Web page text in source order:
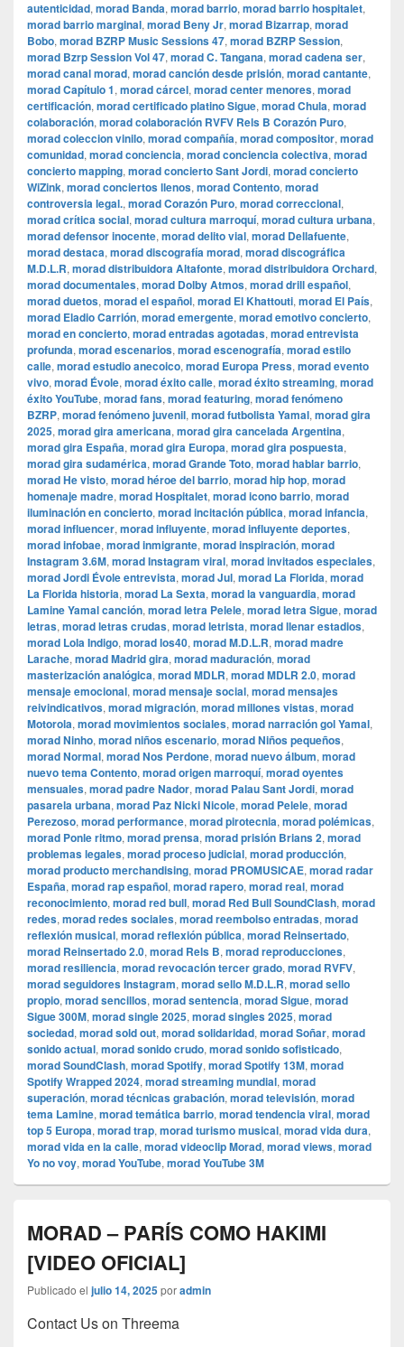
autenticidad, morad Banda, morad barrio, morad barrio hospitalet,
morad barrio marginal, morad Beny Jr, morad Bizarrap, morad
Bobo, morad BZRP Music Sessions 47, morad BZRP Session,
morad Bzrp Session Vol 47, morad C. Tangana, morad cadena ser,
morad canal morad, morad canción desde prisión, morad cantante,
morad Capítulo 1, morad cárcel, morad center menores, morad
certificación, morad certificado platino Sigue, morad Chula, morad
colaboración, morad colaboración RVFV Rels B Corazón Puro,
morad coleccion vinilo, morad compañía, morad compositor, morad
comunidad, morad conciencia, morad conciencia colectiva, morad
concierto mapping, morad concierto Sant Jordi, morad concierto
WiZink, morad conciertos llenos, morad Contento, morad
controversia legal., morad Corazón Puro, morad correccional,
morad crítica social, morad cultura marroquí, morad cultura urbana,
morad defensor inocente, morad delito vial, morad Dellafuente,
morad destaca, morad discografía morad, morad discográfica
M.D.L.R, morad distribuidora Altafonte, morad distribuidora Orchard,
morad documentales, morad Dolby Atmos, morad drill español,
morad duetos, morad el español, morad El Khattouti, morad El País,
morad Eladio Carrión, morad emergente, morad emotivo concierto,
morad en concierto, morad entradas agotadas, morad entrevista
profunda, morad escenarios, morad escenografía, morad estilo
calle, morad estudio anecoico, morad Europa Press, morad evento
vivo, morad Évole, morad éxito calle, morad éxito streaming, morad
éxito YouTube, morad fans, morad featuring, morad fenómeno
BZRP, morad fenómeno juvenil, morad futbolista Yamal, morad gira
2025, morad gira americana, morad gira cancelada Argentina,
morad gira España, morad gira Europa, morad gira pospuesta,
morad gira sudamérica, morad Grande Toto, morad hablar barrio,
morad He visto, morad héroe del barrio, morad hip hop, morad
homenaje madre, morad Hospitalet, morad icono barrio, morad
iluminación en concierto, morad incitación pública, morad infancia,
morad influencer, morad influyente, morad influyente deportes,
morad infobae, morad inmigrante, morad inspiración, morad
Instagram 3.6M, morad Instagram viral, morad invitados especiales,
morad Jordi Évole entrevista, morad Jul, morad La Florida, morad
La Florida historia, morad La Sexta, morad la vanguardia, morad
Lamine Yamal canción, morad letra Pelele, morad letra Sigue, morad
letras, morad letras crudas, morad letrista, morad llenar estadios,
morad Lola Indigo, morad los40, morad M.D.L.R, morad madre
Larache, morad Madrid gira, morad maduración, morad
masterización analógica, morad MDLR, morad MDLR 2.0, morad
mensaje emocional, morad mensaje social, morad mensajes
reivindicativos, morad migración, morad millones vistas, morad
Motorola, morad movimientos sociales, morad narración gol Yamal,
morad Ninho, morad niños escenario, morad Niños pequeños,
morad Normal, morad Nos Perdone, morad nuevo álbum, morad
nuevo tema Contento, morad origen marroquí, morad oyentes
mensuales, morad padre Nador, morad Palau Sant Jordi, morad
pasarela urbana, morad Paz Nicki Nicole, morad Pelele, morad
Perezoso, morad performance, morad pirotecnia, morad polémicas,
morad Ponle ritmo, morad prensa, morad prisión Brians 2, morad
problemas legales, morad proceso judicial, morad producción,
morad producto merchandising, morad PROMUSICAE, morad radar
España, morad rap español, morad rapero, morad real, morad
reconocimiento, morad red bull, morad Red Bull SoundClash, morad
redes, morad redes sociales, morad reembolso entradas, morad
reflexión musical, morad reflexión pública, morad Reinsertado,
morad Reinsertado 2.0, morad Rels B, morad reproducciones,
morad resiliencia, morad revocación tercer grado, morad RVFV,
morad seguidores Instagram, morad sello M.D.L.R, morad sello
propio, morad sencillos, morad sentencia, morad Sigue, morad
Sigue 300M, morad single 2025, morad singles 2025, morad
sociedad, morad sold out, morad solidaridad, morad Soñar, morad
sonido actual, morad sonido crudo, morad sonido sofisticado,
morad SoundClash, morad Spotify, morad Spotify 13M, morad
Spotify Wrapped 2024, morad streaming mundial, morad
superación, morad técnicas grabación, morad televisión, morad
tema Lamine, morad temática barrio, morad tendencia viral, morad
top 5 Europa, morad trap, morad turismo musical, morad vida dura,
morad vida en la calle, morad videocli‏p Morad, morad views, morad
Yo no voy, morad YouTube, morad YouTube 3M
MORAD – PARÍS COMO HAKIMI
[VIDEO OFICIAL]
Publicado el julio 14, 2025poradmin
Contact Us on Threema